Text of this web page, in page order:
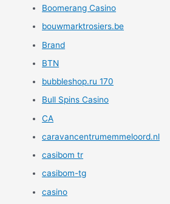
Boomerang Casino
bouwmarktrosiers.be
Brand
BTN
bubbleshop.ru 170
Bull Spins Casino
CA
caravancentrumemmeloord.nl
casibom tr
casibom-tg
casino